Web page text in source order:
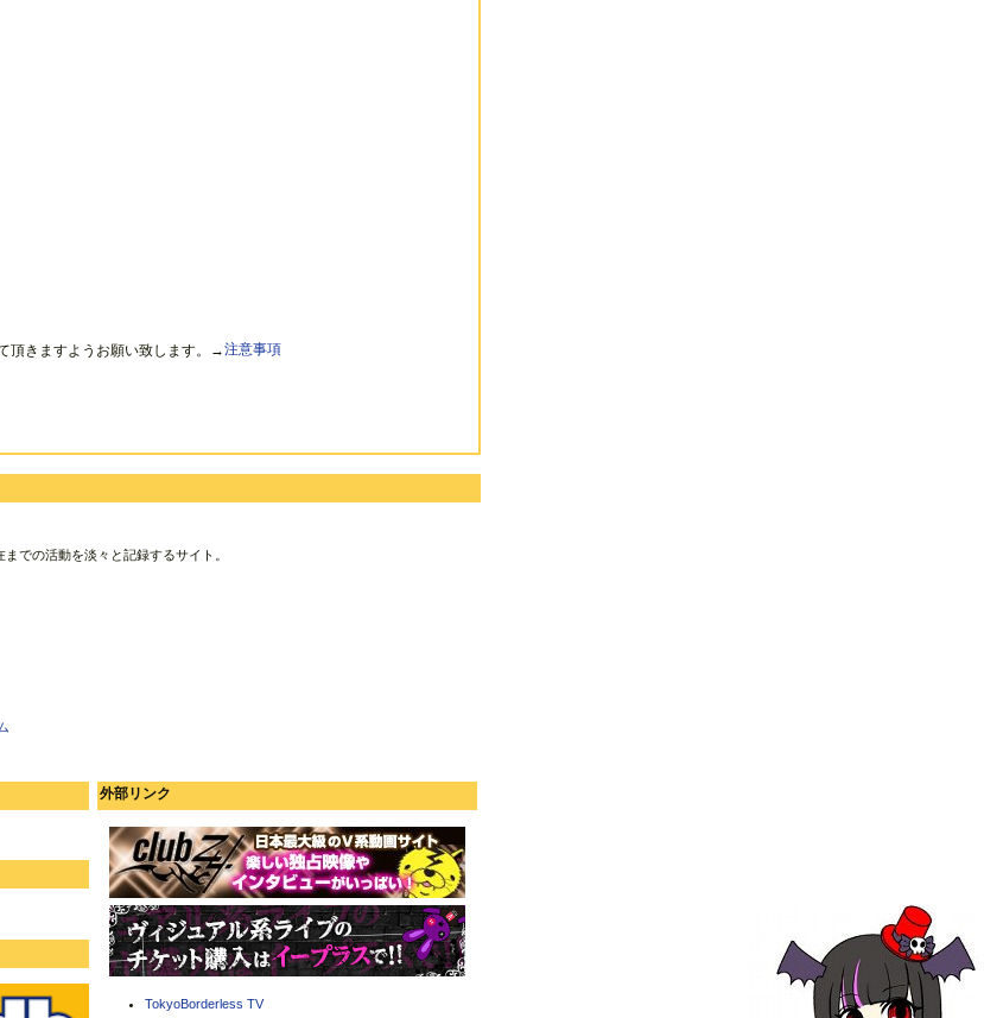
頂きますようお願い致します。→注意事項
での活動を淡々と記録するサイト。
外部リンク
TokyoBorderless TV